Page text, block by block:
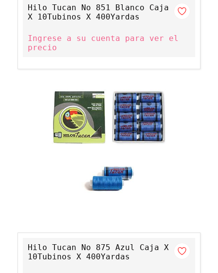
Hilo Tucan No 851 Blanco Caja
X 10Tubinos X 400Yardas
Ingrese a su cuenta para ver el
precio
Hilo Tucan No 875 Azul Caja X
10Tubinos X 400Yardas